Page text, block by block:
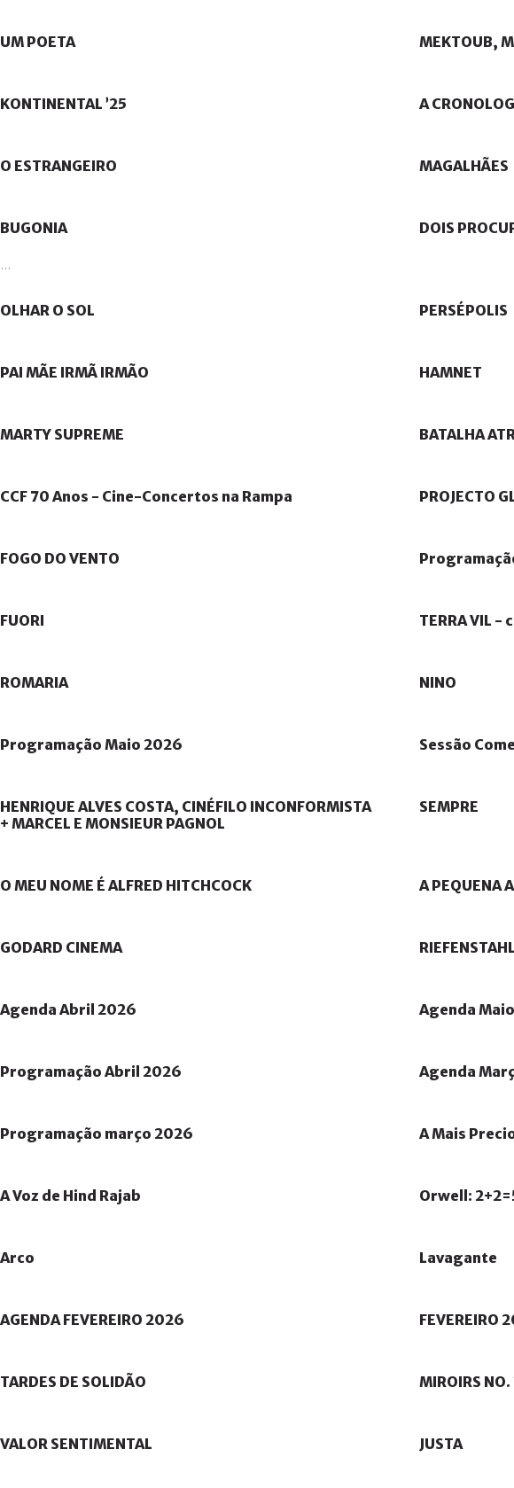
UM POETA MEKTOUB,
KONTINENTAL ’25 A
O ESTRANGEIRO MAGALHÃES
BUGONIA
...
DOIS
OLHAR O SOL PERSÉPOLIS
PAI MÃE IRMÃ IRMÃO HAMNET
MARTY SUPREME BATALHA
CCF 70 Anos - Cine-Concertos na Rampa PROJECTO
FOGO DO VENTO
FUORI TERRAVIL -
ROMARIA NINO
Programação Maio 2026 Sessão
HENRIQUE ALVES COSTA, CINÉFILO INCONFORMISTA
+ MARCEL E MONSIEUR PAGNOL
SEMPRE
O MEU NOME É ALFRED HITCHCOCK A PEQUENA
GODARD CINEMA RIEFENSTAHL
Agenda Abril 2026 Agenda Maio
Programação Abril 2026 Agenda
Programação março 2026 AMais
AVoz de Hind Rajab Orwell:
Arco Lavagante
AGENDA FEVEREIRO 2026 FEVEREIRO
TARDES DE SOLIDÃO MIROIRS NO.
VALOR SENTIMENTAL JUSTA